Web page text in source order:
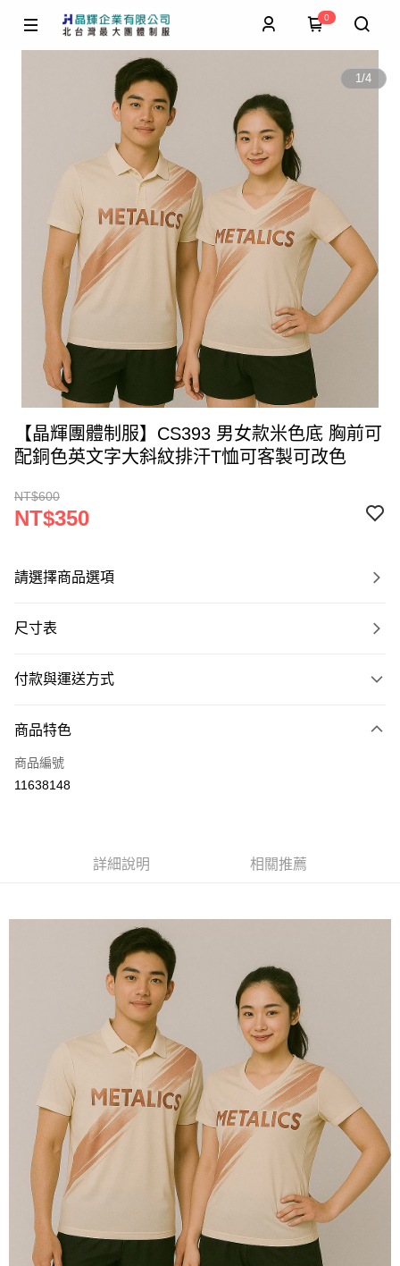
0
1/4
【晶輝團體制服】CS393 男女款米色底 胸前可
配銅色英文字大斜紋排汗T恤可客製可改色
NT$600
NT$350
請選擇商品選項
尺寸表
付款與運送方式
信用卡一次付款
運送方式
商品特色
商品編號
11638148
詳細說明 相關推薦